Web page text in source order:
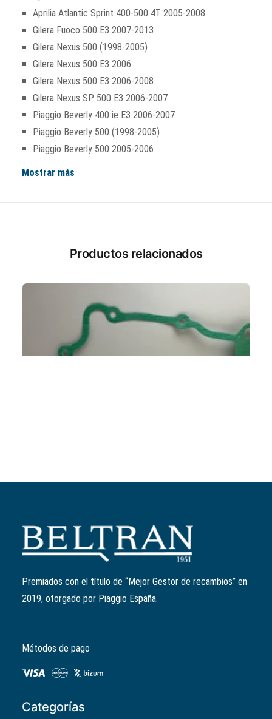
Aprilia Atlantic Sprint 400-500 4T 2005-2008
Gilera Fuoco 500 E3 2007-2013
Gilera Nexus 500 (1998-2005)
Gilera Nexus 500 E3 2006
Gilera Nexus 500 E3 2006-2008
Gilera Nexus SP 500 E3 2006-2007
Piaggio Beverly 400 ie E3 2006-2007
Piaggio Beverly 500 (1998-2005)
Piaggio Beverly 500 2005-2006
Mostrar más
Productos relacionados
Junta tapa volante
840504
Premiados con el título de “Mejor Gestor de recambios” en
2019, otorgado por Piaggio España.
Métodos de pago
Categorías